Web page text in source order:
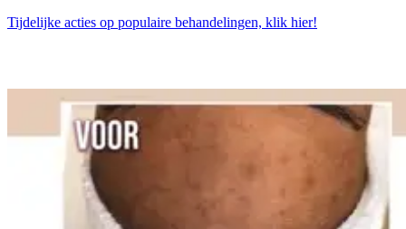
Tijdelijke acties op populaire behandelingen, klik hier!